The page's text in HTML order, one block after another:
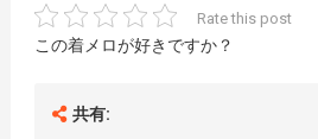
Rate this post
この着メロが好きですか？
共有: